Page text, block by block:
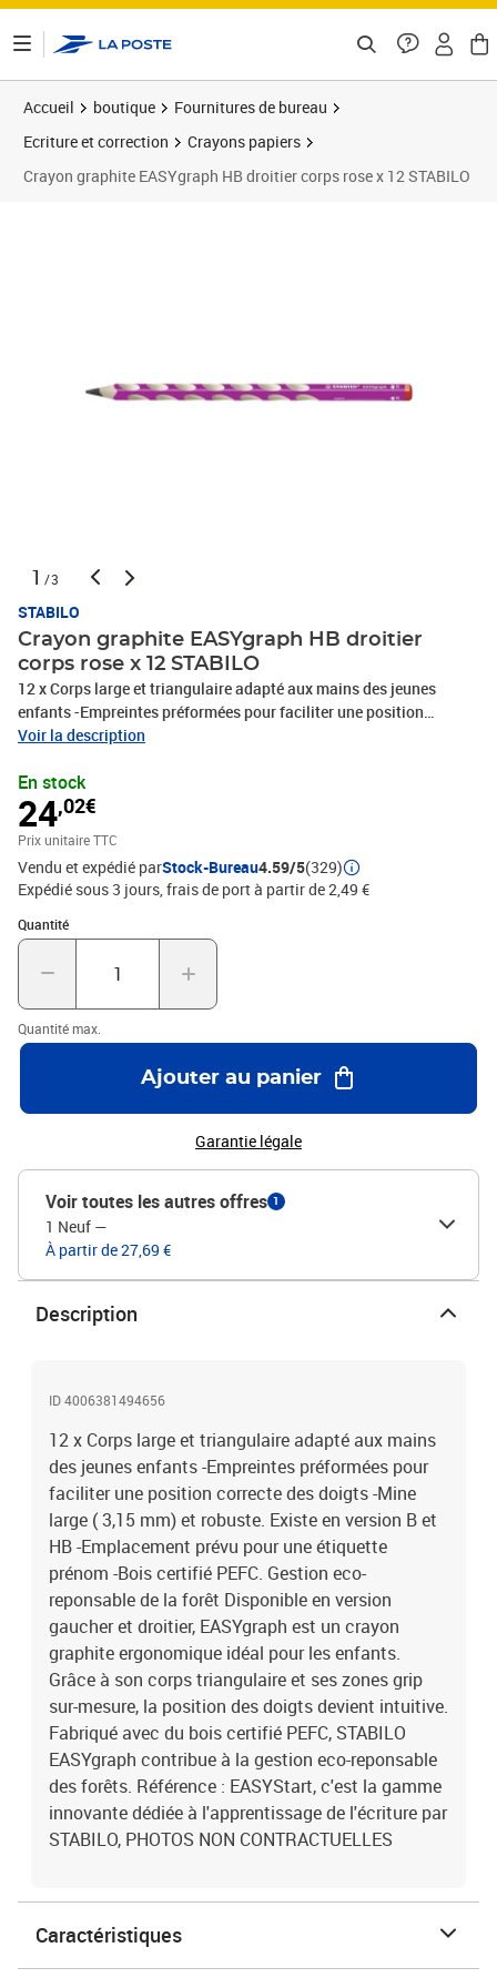
Accueil boutique
Fournitures de bureau
Ecriture et correction
Crayons papiers
Crayon graphite EASYgraph HB droitier corps rose x 12 STABILO
1 /3
STABILO
Crayon graphite EASYgraph HB droitier
corps rose x 12 STABILO
12 x Corps large et triangulaire adapté aux mains des jeunes
enfants -Empreintes préformées pour faciliter une position
correcte des doigts -Mine large ( 3,15 mm) et robuste. Existe en
Bois certifié PEFC. Gestion eco-reponsable de la forêt Disponible
en version gaucher et droitier, EASYgraph est un crayon graphite
ergonomique idéal pour les enfants. Grâce à son corps triangulaire
et ses zones grip sur-mesure, la position des doigts devient
intuitive. Fabriqué avec du bois certifié PEFC, STABILO EASYgraph
contribue à la gestion eco-reponsable des forêts. Référence :
EASYStart, c'est la gamme innovante dédiée à l'apprentissage de
l'écriture par STABILO, PHOTOS NON CONTRACTUELLES
Voir la description
En stock
24,02€
Prix unitaire TTC
Vendu et expédié parStock-Bureau4.59/5(329)
Expédié sous 3 jours, frais de port à partir de 2,49 €
Quantité
Quantité : 1
Quantité max.
Ajouter au panier
Garantie légale
Voir toutes les autres offres 1
1 Neuf —
À partir de 27,69 €
Description
ID 4006381494656
12 x Corps large et triangulaire adapté aux mains
des jeunes enfants -Empreintes préformées pour
faciliter une position correcte des doigts -Mine
large ( 3,15 mm) et robuste. Existe en version B et
HB -Emplacement prévu pour une étiquette
prénom -Bois certifié PEFC. Gestion eco-
reponsable de la forêt Disponible en version
gaucher et droitier, EASYgraph est un crayon
graphite ergonomique idéal pour les enfants.
Grâce à son corps triangulaire et ses zones grip
sur-mesure, la position des doigts devient intuitive.
Fabriqué avec du bois certifié PEFC, STABILO
EASYgraph contribue à la gestion eco-reponsable
des forêts. Référence : EASYStart, c'est la gamme
innovante dédiée à l'apprentissage de l'écriture par
STABILO, PHOTOS NON CONTRACTUELLES
Caractéristiques